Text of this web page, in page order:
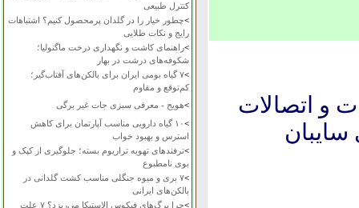
کنترل طبیعی
>چطور خیار را در گلدان پرمحصول کنیم؟ اشتباهات
رایج و نکات طلایی
>راهنمای کاشت و نگهداری درخت ماگنولیا؛
شکوفه‌های درشت در بهار
>
۷ گیاه بومی ایران برای بالکن‌های آفتاب‌گیر؛
کم‌توقع و مقاوم
>هویج - معرفی سبزی جات غیر برگی
>
۱۰ گیاه دارویی مناسب آپارتمان برای کاهش
استرس و بهبود خواب
>ترفندهای تهویه تراریوم بسته؛ جلوگیری از کپک و
بوی نامطبوع
>
۷ بری و میوه جنگلی مناسب کشت گلدانی در
بالکن‌های ایرانی
>
چرا برگ‌های فیکوس الاستیکا می‌ریزد؟ ۷ علت
و اتصالات
سایبان